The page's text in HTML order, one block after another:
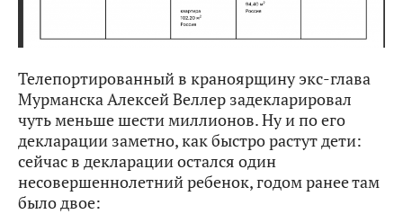
Телепортированный в краноярщину экс-глава
Мурманска Алексей Веллер задекларировал
чуть меньше шести миллионов. Ну и по его
декларации заметно, как быстро растут дети:
сейчас в декларации остался один
несовершеннолетний ребенок, годом ранее там
было двое: